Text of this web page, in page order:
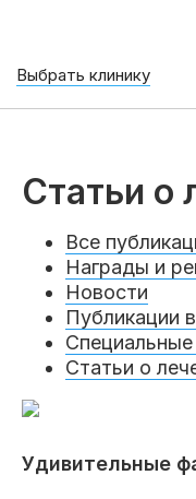
8 495 587 09 09
Выбрать клинику
Статьи о
Все
Награды и
Новости
Публикации
Статьи о
Удивительные